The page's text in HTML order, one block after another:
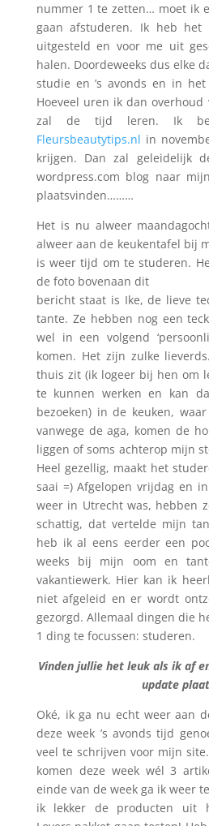
nummer 1 te zetten… moet ik
gaan afstuderen. Ik heb het
uitgesteld en voor me uit
halen. Doordeweeks dus elke
studie en ’s avonds en in
Hoeveel uren ik dan
zal de tijd leren. Ik
Fleursbeautytips.nl in
krijgen. Dan zal geleidelijk
wordpress.com blog naar
plaatsvinden………
Het is nu alweer
alweer aan de keukentafel bij
is weer tijd om te studeren.
de foto bovenaan dit
bericht staat is Ike, de lieve
tante. Ze hebben nog een
wel in een volgend
komen. Het zijn zulke
thuis zit (ik logeer bij hen om
te kunnen werken en kan
bezoeken) in de keuken,
vanwege de aga, komen de
liggen of soms achterop mijn
Heel gezellig, maakt het
saai =) Afgelopen vrijdag en
weer in Utrecht was, hebben
schattig, dat vertelde mijn
heb ik al eens eerder een
weeks bij mijn oom en
vakantiewerk. Hier kan ik
niet afgeleid en er wordt
gezorgd. Allemaal dingen die
1 ding te focussen: studeren.
Vinden jullie het leuk als ik af
update
Oké, ik ga nu echt weer aan
deze week ’s avonds tijd
veel te schrijven voor mijn
komen deze week wél 3
einde van de week ga ik weer
ik lekker de producten uit